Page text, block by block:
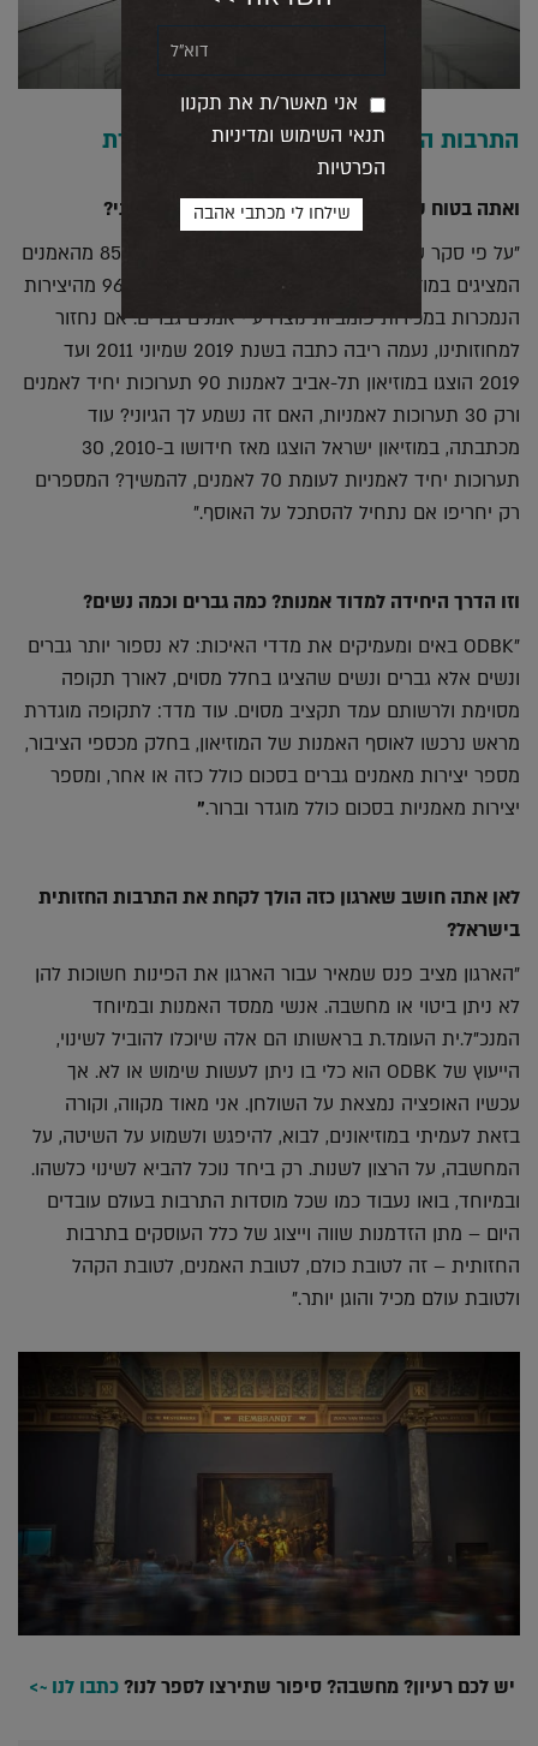
התרבות החזותית הישראלית תיראה אחרת
ואתה בטוח שארגון כזה לא מעורר דיון מיותר וטרחני?
"על פי סקר של אוניברסיטת קורנייל משנת 2018, 85% מהאמנים
המציגים במוזיאונים הגדולים בארה"ב הם גברים ו-96% מהיצירות
הנמכרות במכירות פומביות נוצרו ע"י אמנים גברים. אם נחזור
למחוזותינו, נעמה ריבה כתבה בשנת 2019 שמיוני 2011 ועד
2019 הוצגו במוזיאון תל-אביב לאמנות 90 תערוכות יחיד לאמנים
ורק 30 תערוכות לאמניות, האם זה נשמע לך הגיוני? עוד
מכתבתה, במוזיאון ישראל הוצגו מאז חידושו ב-2010, 30
תערוכות יחיד לאמניות לעומת 70 לאמנים, להמשיך? המספרים
רק יחריפו אם נתחיל להסתכל על האוסף."
וזו הדרך היחידה למדוד אמנות? כמה גברים וכמה נשים?
"ODBK באים ומעמיקים את מדדי האיכות: לא נספור יותר גברים
ונשים אלא גברים ונשים שהציגו בחלל מסוים, לאורך תקופה
מסוימת ולרשותם עמד תקציב מסוים. עוד מדד: לתקופה מוגדרת
מראש נרכשו לאוסף האמנות של המוזיאון, בחלק מכספי הציבור,
מספר יצירות מאמנים גברים בסכום כולל כזה או אחר, ומספר
יצירות מאמניות בסכום כולל מוגדר וברור."
לאן אתה חושב שארגון כזה הולך לקחת את התרבות החזותית
בישראל?
"הארגון מציב פנס שמאיר עבור הארגון את הפינות חשוכות להן
לא ניתן ביטוי או מחשבה. אנשי ממסד האמנות ובמיוחד
המנכ"ל.ית העומד.ת בראשותו הם אלה שיוכלו להוביל לשינוי,
הייעוץ של ODBK הוא כלי בו ניתן לעשות שימוש או לא. אך
עכשיו האופציה נמצאת על השולחן. אני מאוד מקווה, וקורה
בזאת לעמיתי במוזיאונים, לבוא, להיפגש ולשמוע על השיטה, על
המחשבה, על הרצון לשנות. רק ביחד נוכל להביא לשינוי כלשהו.
ובמיוחד, בואו נעבוד כמו שכל מוסדות התרבות בעולם עובדים
היום – מתן הזדמנות שווה וייצוג של כלל העוסקים בתרבות
החזותית – זה לטובת כולם, לטובת האמנים, לטובת הקהל
ולטובת עולם מכיל והוגן יותר."
יש לכם רעיון? מחשבה? סיפור שתירצו לספר לנו?כתבו לנו ~>
אני מאשר/ת את תקנון
תנאי השימוש ומדיניות
הפרטיות